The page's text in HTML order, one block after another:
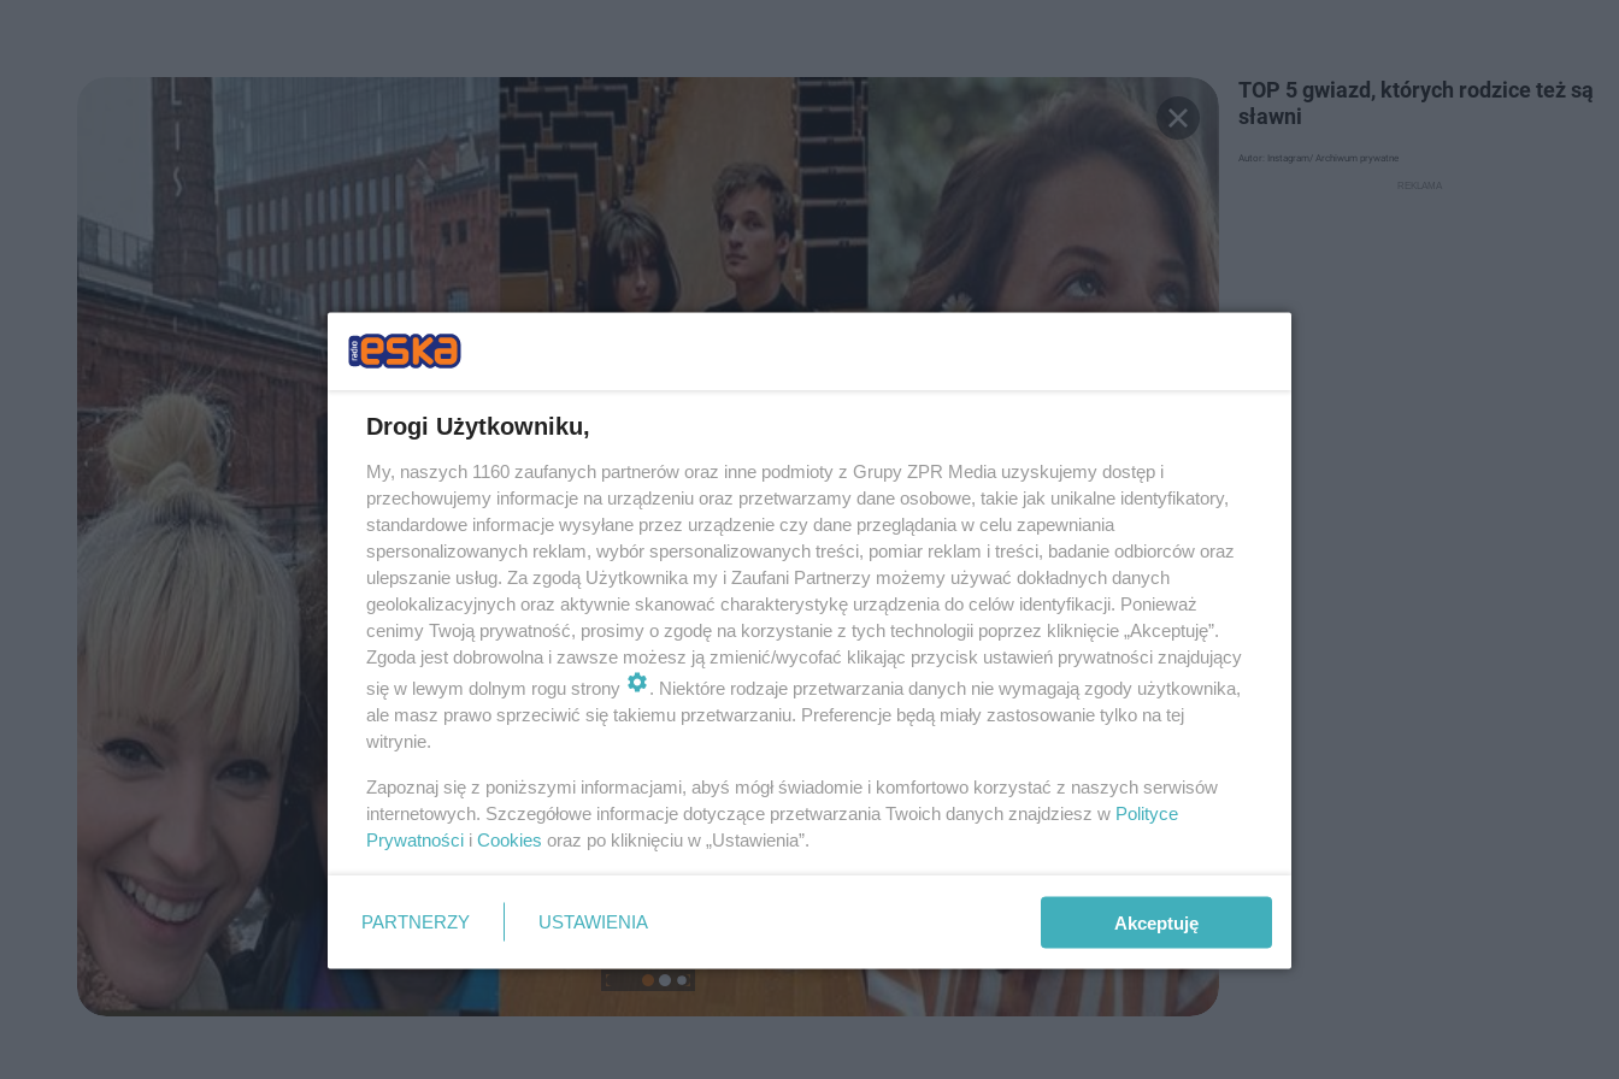
TOP 5 gwiazd, których rodzice też są
sławni
Autor: Instagram/ Archiwum prywatne
Drogi Użytkowniku,
My, naszych 1160 zaufanych partnerów oraz inne podmioty z Grupy ZPR Media uzyskujemy dostęp i
przechowujemy informacje na urządzeniu oraz przetwarzamy dane osobowe, takie jak unikalne identyfikatory,
standardowe informacje wysyłane przez urządzenie czy dane przeglądania w celu zapewniania
spersonalizowanych reklam, wybór spersonalizowanych treści, pomiar reklam i treści, badanie odbiorców oraz
ulepszanie usług. Za zgodą Użytkownika my i Zaufani Partnerzy możemy używać dokładnych danych
geolokalizacyjnych oraz aktywnie skanować charakterystykę urządzenia do celów identyfikacji. Ponieważ
cenimy Twoją prywatność, prosimy o zgodę na korzystanie z tych technologii poprzez kliknięcie „Akceptuję”.
Zgoda jest dobrowolna i zawsze możesz ją zmienić/wycofać klikając przycisk ustawień prywatności znajdujący
się w lewym dolnym rogu strony
. Niektóre rodzaje przetwarzania danych nie wymagają zgody użytkownika,
ale masz prawo sprzeciwić się takiemu przetwarzaniu. Preferencje będą miały zastosowanie tylko na tej
witrynie.
Zapoznaj się z poniższymi informacjami, abyś mógł świadomie i komfortowo korzystać z naszych serwisów
internetowych. Szczegółowe informacje dotyczące przetwarzania Twoich danych znajdziesz w Polityce
Prywatności i Cookies oraz po kliknięciu w „Ustawienia”.
PARTNERZY USTAWIENIA Akceptuję